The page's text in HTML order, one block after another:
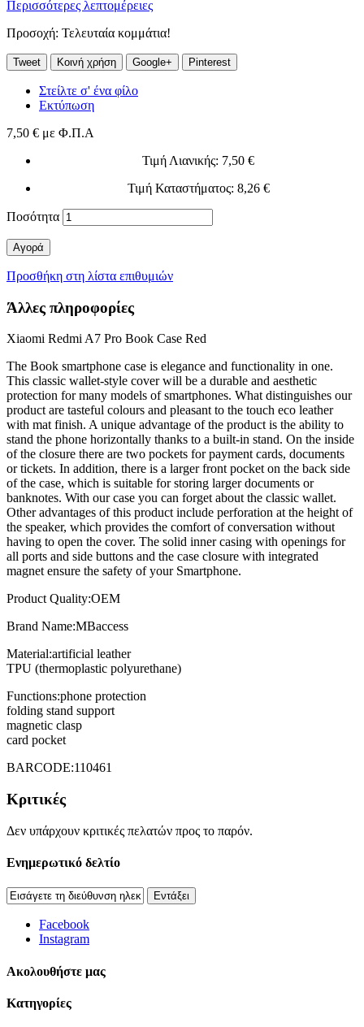
Περισσότερες λεπτομέρειες
Προσοχή: Τελευταία κομμάτια!
Tweet Κοινή χρήση Google+ Pinterest
Στείλτε σ' ένα φίλο
Εκτύπωση
7,50 € με Φ.Π.Α
Τιμή Λιανικής: 7,50 €
Τιμή Καταστήματος: 8,26 €
Ποσότητα
Αγορά
Προσθήκη στη λίστα επιθυμιών
Άλλες πληροφορίες
Xiaomi Redmi A7 Pro Book Case Red
The Book smartphone case is elegance and functionality in one.
This classic wallet-style cover will be a durable and aesthetic
protection for many models of smartphones. What distinguishes our
product are tasteful colours and pleasant to the touch eco leather
with mat finish. A unique advantage of the product is the ability to
stand the phone horizontally thanks to a built-in stand. On the inside
of the closure there are two pockets for payment cards, documents
or tickets. In addition, there is a larger front pocket on the back side
of the case, which is suitable for storing larger documents or
banknotes. With our case you can forget about the classic wallet.
Other advantages of this product include perforation at the height of
the speaker, which provides the comfort of conversation without
having to open the cover. The solid inner casing with openings for
all ports and side buttons and the case closure with integrated
magnet ensure the safety of your Smartphone.
Product Quality:OEM
Brand Name:MBaccess
Material:artificial leather
TPU (thermoplastic polyurethane)
Functions:phone protection
folding stand support
magnetic clasp
card pocket
BARCODE:110461
Κριτικές
Δεν υπάρχουν κριτικές πελατών προς το παρόν.
Ενημερωτικό δελτίο
Εντάξει
Facebook
Instagram
Aκολουθήστε μας
Κατηγορίες